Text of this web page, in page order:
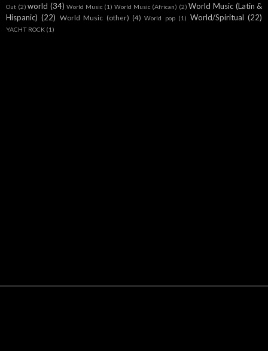
Out (2) world (34) World Music (1) World Music (African) (2) World Music (Latin &
Hispanic) (22) World Music (other) (4) World pop (1) World/Spiritual (22)
YACHT ROCK (1)